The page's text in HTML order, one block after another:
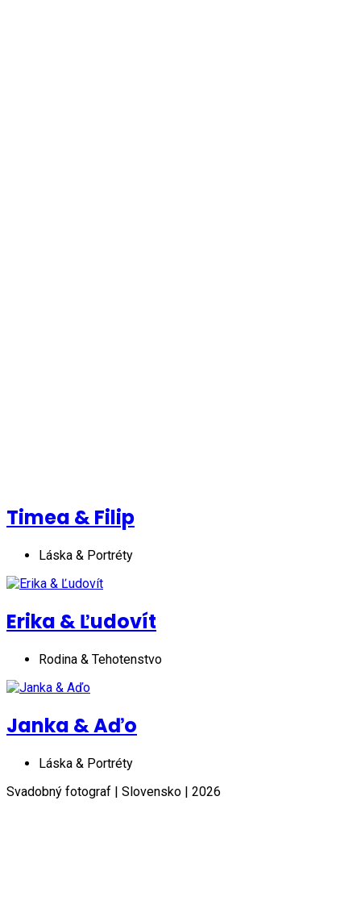
Timea & Filip
Láska & Portréty
Erika & Ľudovít
Rodina & Tehotenstvo
Janka & Aďo
Láska & Portréty
Svadobný fotograf | Slovensko | 2026